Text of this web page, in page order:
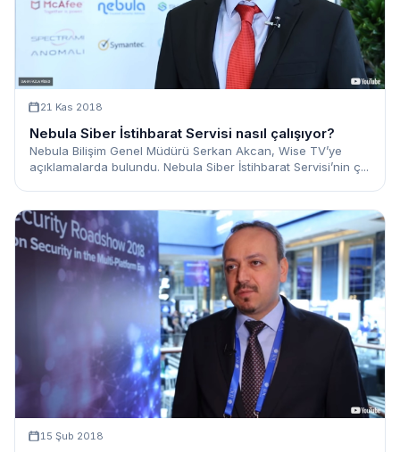
21 Kas 2018
Nebula Siber İstihbarat Servisi nasıl çalışıyor?
Nebula Bilişim Genel Müdürü Serkan Akcan, Wise TV’ye
açıklamalarda bulundu. Nebula Siber İstihbarat Servisi’nin ç...
15 Şub 2018